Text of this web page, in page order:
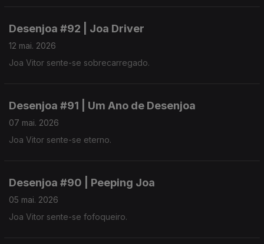
Desenjoa #92 | Joa Driver
12 mai. 2026
Joa Vitor sente-se sobrecarregado.
Desenjoa #91 | Um Ano de Desenjoa
07 mai. 2026
Joa Vitor sente-se eterno.
Desenjoa #90 | Peeping Joa
05 mai. 2026
Joa Vitor sente-se fofoqueiro.